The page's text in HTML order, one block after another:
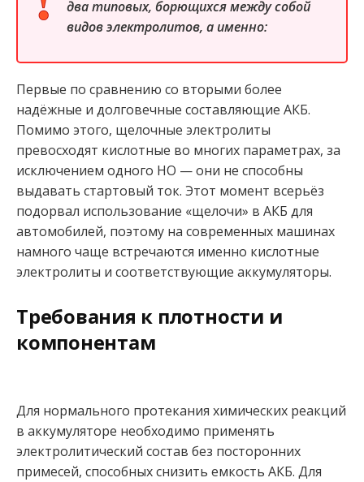
два типовых, борющихся между собой
видов электролитов, а именно:
Первые по сравнению со вторыми более
надёжные и долговечные составляющие АКБ.
Помимо этого, щелочные электролиты
превосходят кислотные во многих параметрах, за
исключением одного НО — они не способны
выдавать стартовый ток. Этот момент всерьёз
подорвал использование «щелочи» в АКБ для
автомобилей, поэтому на современных машинах
намного чаще встречаются именно кислотные
электролиты и соответствующие аккумуляторы.
Требования к плотности и
компонентам
Для нормального протекания химических реакций
в аккумуляторе необходимо применять
электролитический состав без посторонних
примесей, способных снизить емкость АКБ. Для